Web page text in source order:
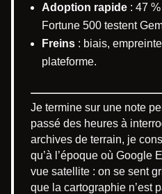
Adoption rapide : 47
Fortune 500 testent
Freins : biais,
plateforme.
Je termine sur une note
passé des heures à
archives de terrain, je
qu’à l’époque où Google
vue satellite : on se sent
que la cartographie n’est